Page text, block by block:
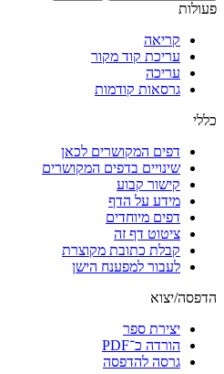
פעולות
קריאה
עריכת קוד מקור
עריכה
גרסאות קודמות
כללי
דפים המקושרים לכאן
שינויים בדפים המקושרים
קישור קבוע
מידע על הדף
דפים מיוחדים
ציטוט דף זה
קבלת כתובת מקוצרת
לעבור למפענח הישן
הדפסה/יצוא
יצירת ספר
הורדה כ־PDF
גרסה להדפסה